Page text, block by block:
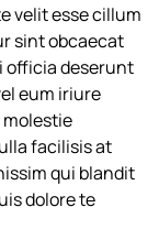
velit esse cillum
sint obcaecat
officia deserunt
eum iriure
facilisis at
qui blandit
dolore te